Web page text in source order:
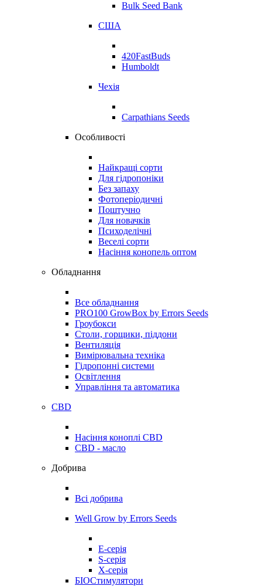
Bulk Seed Bank
США
420FastBuds
Humboldt
Чехія
Carpathians Seeds
Особливості
Найкращі сорти
Для гідропоніки
Без запаху
Фотоперіодичні
Поштучно
Для новачків
Психоделічні
Веселі сорти
Насіння конопель оптом
Обладнання
Все обладнання
PRO100 GrowBox by Errors Seeds
Гроубокси
Столи, горщики, піддони
Вентиляція
Вимірювальна техніка
Гідропонні системи
Освітлення
Управління та автоматика
CBD
Насіння коноплі CBD
CBD - масло
Добрива
Всі добрива
Well Grow by Errors Seeds
E-серія
S-серія
X-серія
БІОСтимулятори